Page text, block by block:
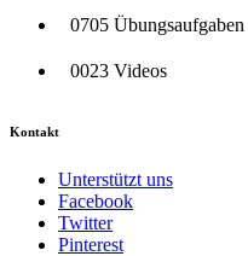
0705 Übungsaufgaben
0023 Videos
Kontakt
Unterstützt uns
Facebook
Twitter
Pinterest